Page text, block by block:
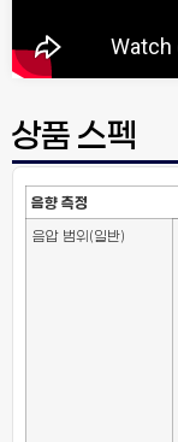
상품 스펙
음향 측정
음압 범위(일반)